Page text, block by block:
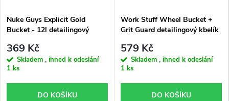
Nuke Guys Explicit Gold
Bucket - 12l detailingový
369 Kč
Skladem , ihned k odeslání
1 ks
DO KOŠÍKU
Work Stuff Wheel Bucket +
Grit Guard detailingový kbelík
579 Kč
Skladem , ihned k odeslání
1 ks
DO KOŠÍKU